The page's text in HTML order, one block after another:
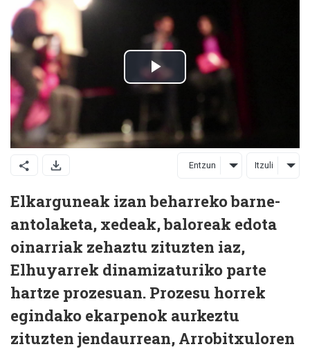
Entzun Itzuli
Elkarguneak izan beharreko barne-
antolaketa, xedeak, baloreak edota
oinarriak zehaztu zituzten iaz,
Elhuyarrek dinamizaturiko parte
hartze prozesuan. Prozesu horrek
egindako ekarpenok aurkeztu
zituzten jendaurrean, Arrobitxuloren